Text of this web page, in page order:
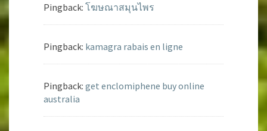
Pingback: โฆษณาสมุนไพร
Pingback: kamagra rabais en ligne
Pingback: get enclomiphene buy online
australia